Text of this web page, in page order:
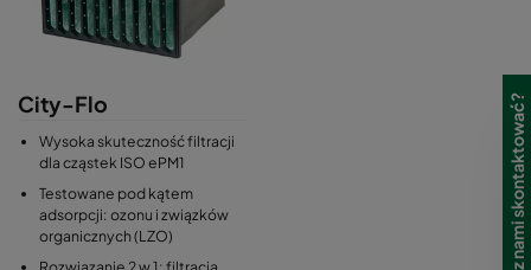
City-Flo
Wysoka skuteczność filtracji
dla cząstek ISO ePM1
Testowane pod kątem
adsorpcji: ozonu i związków
organicznych (LZO)
Rozwiązanie 2 w 1: filtracja